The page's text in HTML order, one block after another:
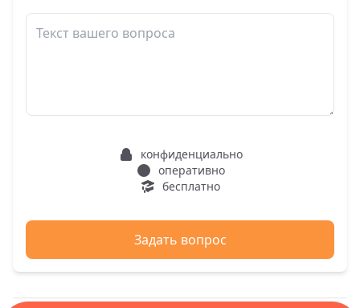
конфиденциально
оперативно
бесплатно
Задать вопрос